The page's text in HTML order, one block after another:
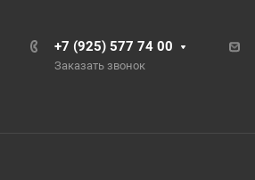
+7 (925) 577 74 00
Заказать звонок